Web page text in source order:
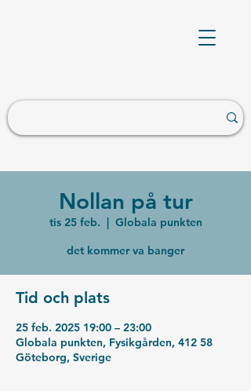
Nollan på tur
tis 25 feb.
  |
Globala punkten
det kommer va banger
Tid och plats
25 feb. 2025 19:00 – 23:00
Globala punkten, Fysikgården, 412 58
Göteborg, Sverige